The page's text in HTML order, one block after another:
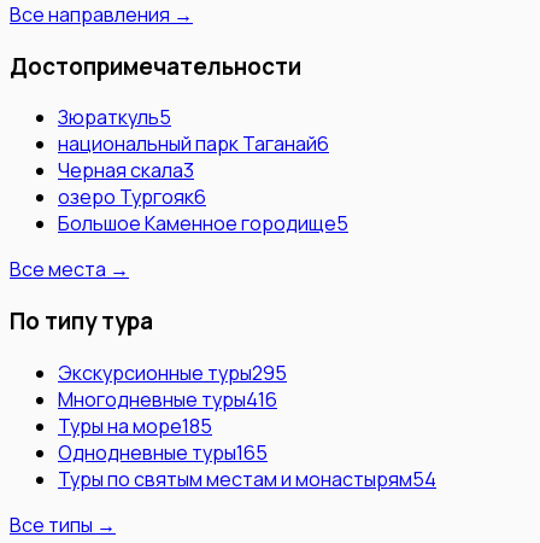
Все направления →
Достопримечательности
Зюраткуль5
национальный парк Таганай6
Черная скала3
озеро Тургояк6
Большое Каменное городище5
Все места →
По типу тура
Экскурсионные туры295
Многодневные туры416
Туры на море185
Однодневные туры165
Туры по святым местам и монастырям54
Все типы →